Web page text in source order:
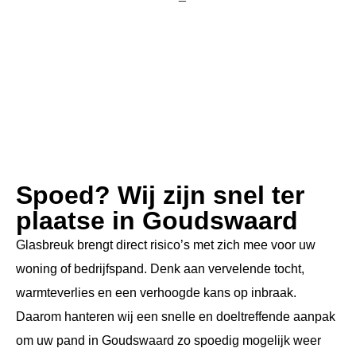
Spoed? Wij zijn snel ter
plaatse in Goudswaard
Glasbreuk brengt direct risico’s met zich mee voor uw
woning of bedrijfspand. Denk aan vervelende tocht,
warmteverlies en een verhoogde kans op inbraak.
Daarom hanteren wij een snelle en doeltreffende aanpak
om uw pand in Goudswaard zo spoedig mogelijk weer